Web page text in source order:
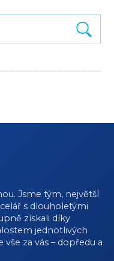
Jsme tým, největší
s dlouholetými
získali díky
jednotlivých
za vás – dopředu a